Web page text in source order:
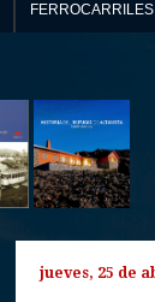
FERROCARRILES
jueves, 25 de